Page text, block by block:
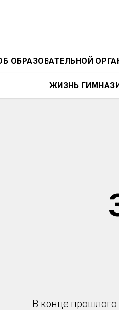
ОБРАЗОВАТЕЛЬНОЙ
ЖИЗНЬ
В конце